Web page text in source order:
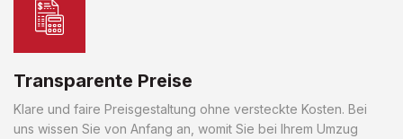
Transparente Preise
Klare und faire Preisgestaltung ohne versteckte Kosten. Bei
uns wissen Sie von Anfang an, womit Sie bei Ihrem Umzug